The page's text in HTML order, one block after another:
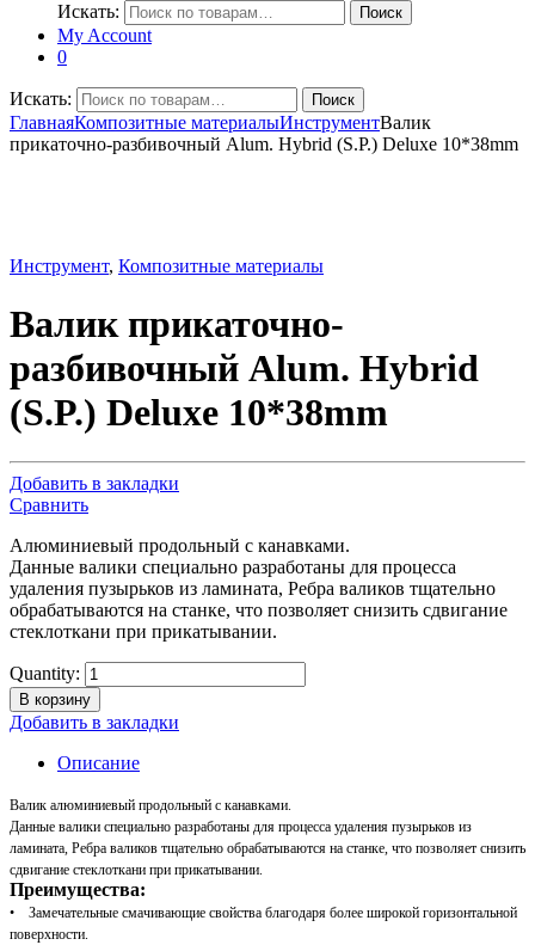
Искать:
Поиск
My Account
0
Искать: Поиск
ГлавнаяКомпозитные материалыИнструментВалик
прикаточно-разбивочный Alum. Hybrid (S.P.) Deluxe 10*38mm
Инструмент, Композитные материалы
Валик прикаточно-
разбивочный Alum. Hybrid
(S.P.) Deluxe 10*38mm
Добавить в закладки
Сравнить
Алюминиевый продольный с канавками.
Данные валики специально разработаны для процесса
удаления пузырьков из ламината, Ребра валиков тщательно
обрабатываются на станке, что позволяет снизить сдвигание
стеклоткани при прикатывании.
Quantity:
В корзину
Добавить в закладки
Описание
Валик алюминиевый продольный с канавками.
Данные валики специально разработаны для процесса удаления пузырьков из
ламината, Ребра валиков тщательно обрабатываются на станке, что позволяет снизить
сдвигание стеклоткани при прикатывании.
Преимущества:
• Замечательные смачивающие свойства благодаря более широкой горизонтальной
поверхности.